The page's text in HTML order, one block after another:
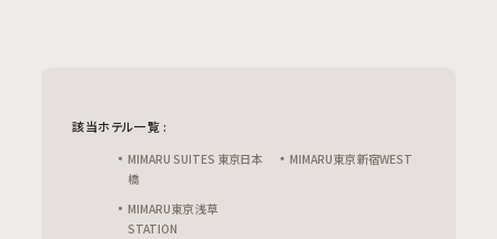
該当ホテル一覧 :
MIMARU SUITES 東京日本
橋
MIMARU東京 新宿WEST
MIMARU東京 浅草
STATION